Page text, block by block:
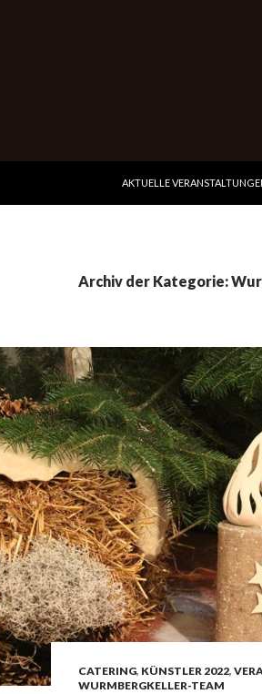
Hessigheim
AKTUELLE
Archiv der Kategorie:
CATERING, KÜNSTLER 2022,
WURMBERGKELLER-TEAM